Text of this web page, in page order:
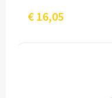
€ 16,05